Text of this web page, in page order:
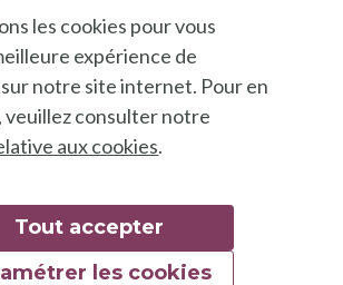
les cookies pour vous
expérience de
notre site internet. Pour en
veuillez consulter notre
aux cookies.
Tout accepter
les cookies